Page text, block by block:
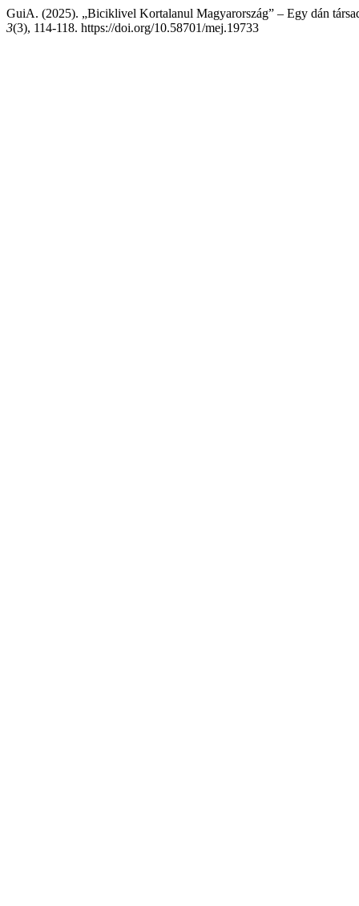
GuiA. (2025). „Biciklivel Kortalanul Magyarország” – Egy dán
3(3), 114-118. https://doi.org/10.58701/mej.19733